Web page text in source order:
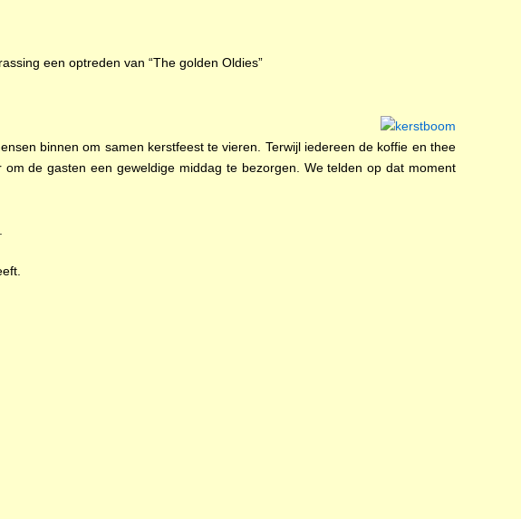
een optreden van “The golden Oldies”
binnen om samen kerstfeest te vieren. Terwijl iedereen de koffie en thee
de gasten een geweldige middag te bezorgen. We telden op dat moment